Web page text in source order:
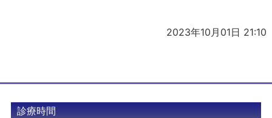
2023年10月01日 21:10
診療時間